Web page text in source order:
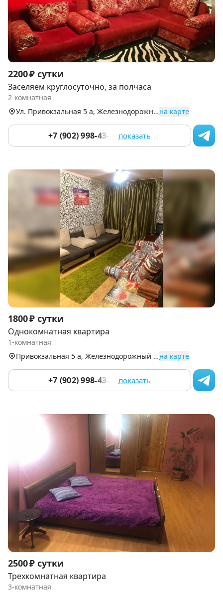
Item
1
of
7
2200 ₽ сутки
Заселяем круглосуточно, за полчаса
2-комнатная
Ул. Привокзальная 5 а, Железнодорожный р-н (Центр)на карте
+7 (902) 998-43-76 показать
Item
1
of
1800 ₽ сутки
Однокомнатная квартира
1-комнатная
Привокзальная 5 а, Железнодорожный р-н (Центр)на карте
+7 (902) 998-43-76 показать
Item
1
of
2500 ₽ сутки
Трехкомнатная квартира
3-комнатная